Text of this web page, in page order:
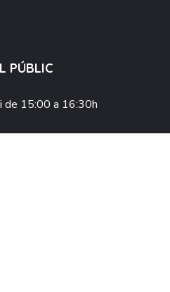
PÚBLIC
de 15:00 a 16:30h